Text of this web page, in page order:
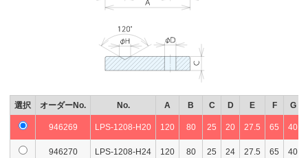
選択 オーダーNo. No. A B C D E F G
946269 LPS-1208-H20 120 80 25 20 27.5 65 40
946270 LPS-1208-H24 120 80 25 24 27.5 65 40